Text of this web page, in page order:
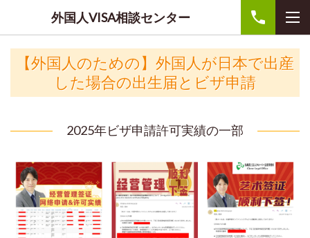
外国人VISA相談センター
【外国人のための】外国人が日本で出産
した場合の出生届とビザ申請
2025年ビザ申請許可実績の一部